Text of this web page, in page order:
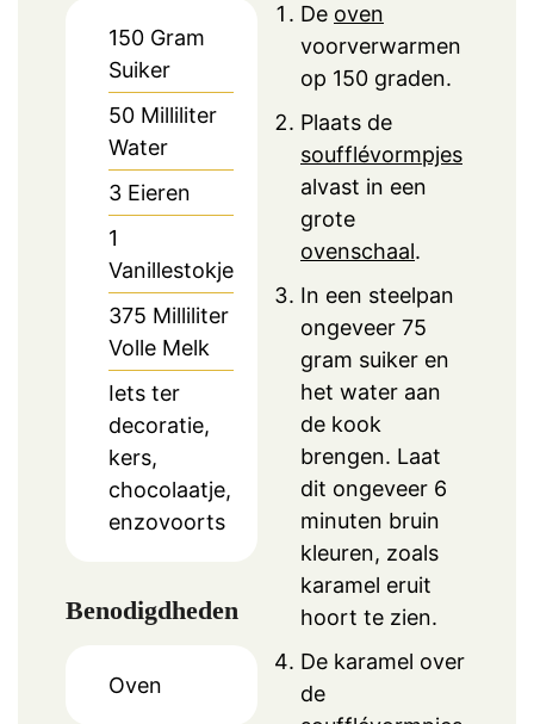
150 Gram
Suiker
50 Milliliter
Water
3 Eieren
1
Vanillestokje
375 Milliliter
Volle Melk
Iets ter
decoratie,
kers,
chocolaatje,
enzovoorts
Benodigdheden
Oven
De oven
voorverwarmen
op 150 graden.
Plaats de
soufflévormpjes
alvast in een
grote
ovenschaal.
In een steelpan
ongeveer 75
gram suiker en
het water aan
de kook
brengen. Laat
dit ongeveer 6
minuten bruin
kleuren, zoals
karamel eruit
hoort te zien.
De karamel over
de